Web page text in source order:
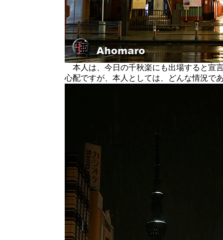
本人は、今日の千秋楽にも出場すると宣
心配ですが、本人としては、どんな情況で